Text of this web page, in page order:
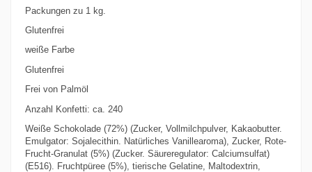
Packungen zu 1 kg.
Glutenfrei
weiße Farbe
Glutenfrei
Frei von Palmöl
Anzahl Konfetti: ca. 240
Weiße Schokolade (72%) (Zucker, Vollmilchpulver, Kakaobutter.
Emulgator: Sojalecithin. Natürliches Vanillearoma), Zucker, Rote-
Frucht-Granulat (5%) (Zucker. Säureregulator: Calciumsulfat)
(E516). Fruchtpüree (5%), tierische Gelatine, Maltodextrin,